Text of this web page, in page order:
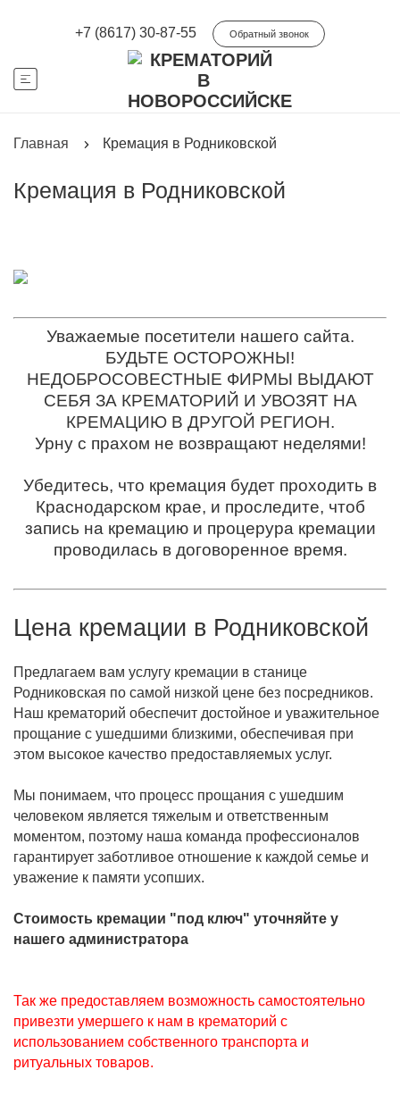
+7 (8617) 30-87-55 Обратный звонок
Главная Кремация в Родниковской
Кремация в Родниковской
Уважаемые посетители нашего сайта.
БУДЬТЕ ОСТОРОЖНЫ!
НЕДОБРОСОВЕСТНЫЕ ФИРМЫ ВЫДАЮТ
СЕБЯ ЗА КРЕМАТОРИЙ И УВОЗЯТ НА
КРЕМАЦИЮ В ДРУГОЙ РЕГИОН.
Урну с прахом не возвращают неделями!
Убедитесь, что кремация будет проходить в
Краснодарском крае, и проследите, чтоб
запись на кремацию и процерура кремации
проводилась в договоренное время.
Цена кремации в Родниковской
Предлагаем вам услугу кремации в станице
Родниковская по самой низкой цене без посредников.
Наш крематорий обеспечит достойное и уважительное
прощание с ушедшими близкими, обеспечивая при
этом высокое качество предоставляемых услуг.
Мы понимаем, что процесс прощания с ушедшим
человеком является тяжелым и ответственным
моментом, поэтому наша команда профессионалов
гарантирует заботливое отношение к каждой семье и
уважение к памяти усопших.
Стоимость кремации "под ключ" уточняйте у
нашего администратора
Так же предоставляем возможность самостоятельно
привезти умершего к нам в крематорий с
использованием собственного транспорта и
ритуальных товаров.